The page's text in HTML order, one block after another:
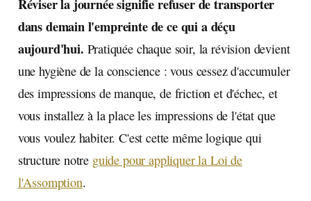
Réviser la journée signifie refuser de transporter
dans demain l'empreinte de ce qui a déçu
aujourd'hui. Pratiquée chaque soir, la révision devient
une hygiène de la conscience : vous cessez d'accumuler
des impressions de manque, de friction et d'échec, et
vous installez à la place les impressions de l'état que
vous voulez habiter. C'est cette même logique qui
structure notre guide pour appliquer la Loi de
l'Assomption.